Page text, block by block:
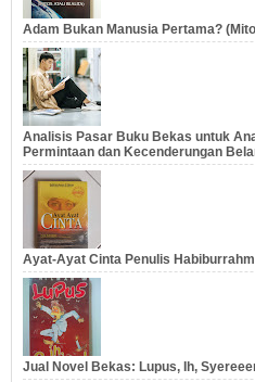
Adam Bukan Manusia Pertama?
Analisis Pasar Buku Bekas untuk
Permintaan dan Kecenderungan
Ayat-Ayat Cinta Penulis
Jual Novel Bekas: Lupus, Ih,